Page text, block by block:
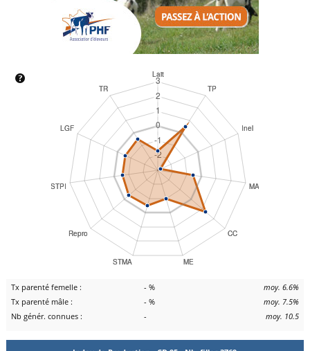
Tx parenté femelle : - %
moy. 6.6%
Tx parenté mâle :
- %
moy. 7.5%
Nb génér. connues :
- moy. 10.5